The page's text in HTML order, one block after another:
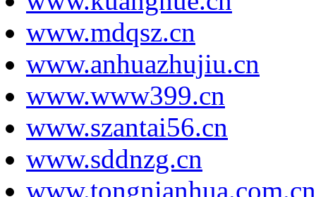
www.mdqsz.cn
www.anhuazhujiu.cn
www.www399.cn
www.szantai56.cn
www.sddnzg.cn
www.tongnianhua.com.cn